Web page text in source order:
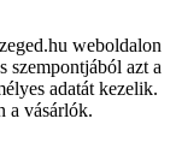
weboldalon
szempontjából azt a
adatát kezelik.
a vásárlók.